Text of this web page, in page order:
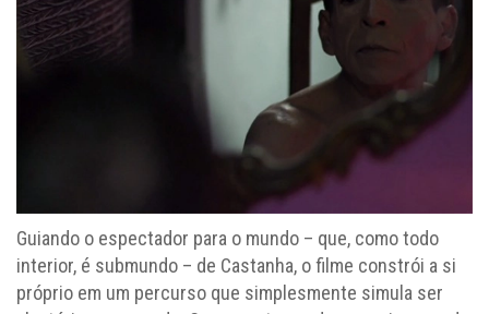
Guiando o espectador para o mundo – que, como todo
interior, é submundo – de Castanha, o filme constrói a si
próprio em um percurso que simplesmente simula ser